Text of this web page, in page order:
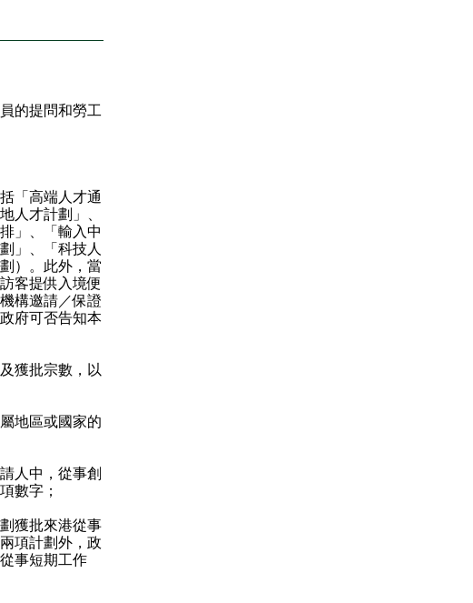
的提問和勞工
「高端人才通
人才計劃」、
」、「輸入中
」、「科技人
）。此外，當
客提供入境便
構邀請／保證
府可否告知本
獲批宗數，以
地區或國家的
人中，從事創
數字；
獲批來港從事
項計劃外，政
事短期工作